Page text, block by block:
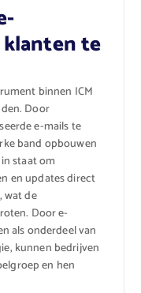
te
binnen ICM
Door
e-mails te
band opbouwen
staat om
en updates direct
wat de
Door e-
als onderdeel van
kunnen bedrijven
en hen